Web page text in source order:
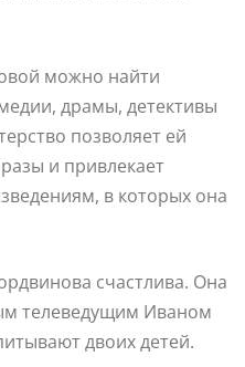
можно найти
драмы, детективы
позволяет ей
и привлекает
в которых она
счастлива. Она
телеведущим Иваном
двоих детей.